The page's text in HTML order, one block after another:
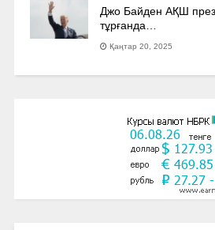
Джо Байден АҚШ
тұрғанда…
Қаңтар 20, 2025